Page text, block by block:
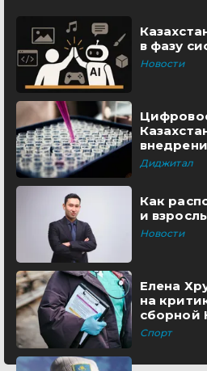
в фазу
Новости
Диджитал
Как
и
Новости
Елена
на
сборной
Спорт